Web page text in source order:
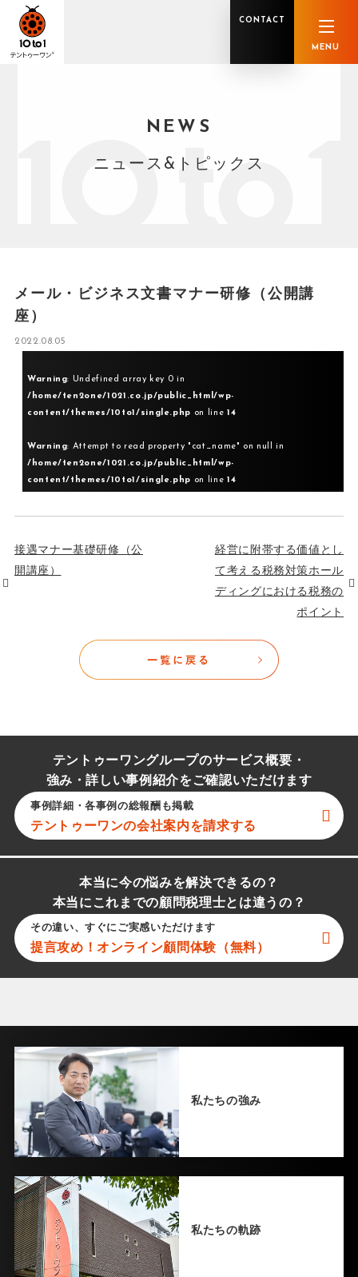
税理士業務
社会保険労務士業務 不動産鑑定士業務 行政書士業務
私たちの軌跡 グループ概要
CONTACT
MENU
NEWS
ニュース&トピックス
メール・ビジネス文書マナー研修（公開講
座）
2022.08.05
Warning: Undefined array key 0 in
/home/ten2one/1021.co.jp/public_html/wp-
content/themes/10to1/single.php on line 14
Warning: Attempt to read property "cat_name" on null in
/home/ten2one/1021.co.jp/public_html/wp-
content/themes/10to1/single.php on line 14
接遇マナー基礎研修（公
開講座）
経営に附帯する価値とし
て考える税務対策ホール
ディングにおける税務の
ポイント
テントゥーワングループのサービス概要・
強み・詳しい事例紹介をご確認いただけます
事例詳細・各事例の総報酬も掲載
テントゥーワンの会社案内を請求する
本当に今の悩みを解決できるの？
本当にこれまでの顧問税理士とは違うの？
その違い、すぐにご実感いただけます
提言攻め！オンライン顧問体験（無料）
私たちの強み
私たちの軌跡